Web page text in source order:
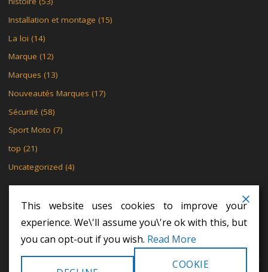
Installation et montage (15)
La loi (14)
Marque (12)
Marques (13)
Nouveautés Marques (17)
Sécurité (58)
Sport Moto (7)
top (21)
Uncategorized (4)
MENTIONS LÉGALES
POLITIQUE DE CONFIDENTIALITÉ
POLITIQUE DE CONFIDENTIALITÉ
This website uses cookies to improve your
experience. We\'ll assume you\'re ok with this, but
you can opt-out if you wish. Read More
COOKIE